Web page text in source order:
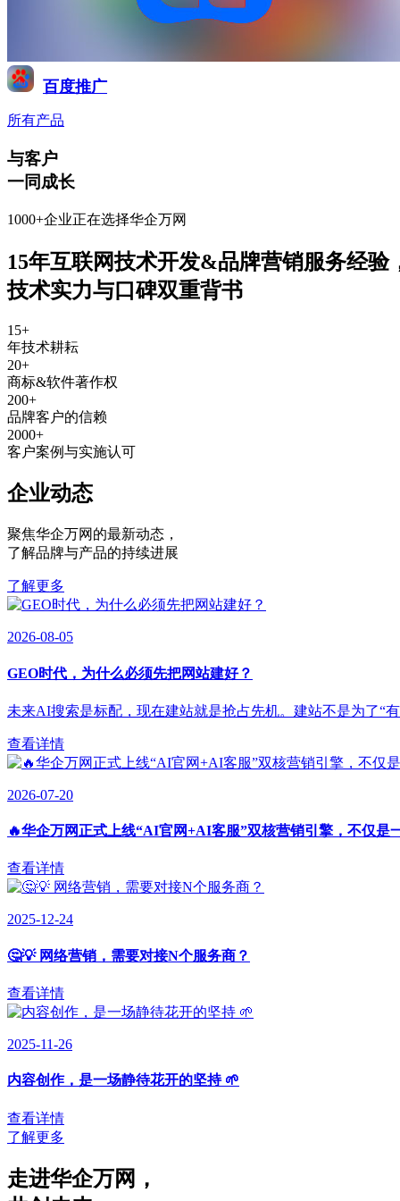
百度推广
所有产品
与客户
一同成长
1000+企业正在选择华企万网
15年互联网技术开发&品牌营销服务经验
技术实力与口碑双重背书
15+
年技术耕耘
20+
商标&软件著作权
200+
品牌客户的信赖
2000+
客户案例与实施认可
企业动态
聚焦华企万网的最新动态 ，
了解品牌与产品的持续进展
了解更多
2026-08-05
GEO时代，为什么必须先把网站建好？
未来AI搜索是标配，现在建站就是抢占先机。建站不是为了“
查看详情
2026-07-20
🔥华企万网正式上线“AI官网+AI客服”双核营销引擎，不仅是
查看详情
2025-12-24
🤔💡 网络营销，需要对接N个服务商？
查看详情
2025-11-26
内容创作，是一场静待花开的坚持 🌱
查看详情
了解更多
走进华企万网 ，